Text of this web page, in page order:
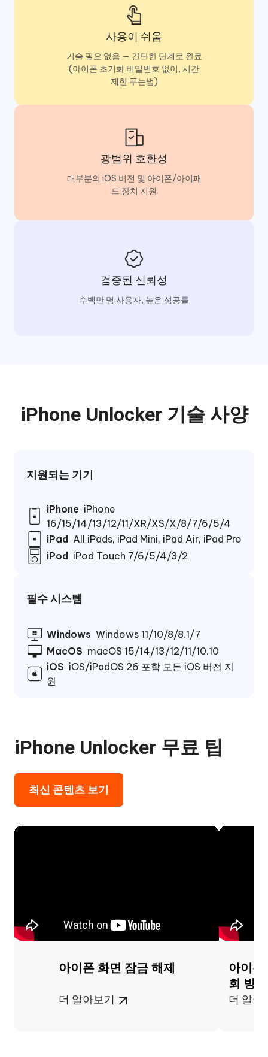
사용이 쉬움
기술 필요 없음 — 간단한 단계로 완료
(아이폰 초기화 비밀번호 없이, 시간
제한 푸는법)
광범위 호환성
대부분의 iOS 버전 및 아이폰/아이패
드 장치 지원
검증된 신뢰성
수백만 명 사용자, 높은 성공률
iPhone Unlocker 기술 사양
지원되는 기기
iPhone iPhone
16/15/14/13/12/11/XR/XS/X/8/7/6/5/4
iPad All iPads, iPad Mini, iPad Air, iPad Pro
iPod iPod Touch 7/6/5/4/3/2
필수 시스템
Windows Windows 11/10/8/8.1/7
MacOS macOS 15/14/13/12/11/10.10
iOS iOS/iPadOS 26 포함 모든 iOS 버전 지
원
iPhone Unlocker 무료 팁
최신 콘텐츠 보기
아이폰 화면 잠금 해제
더 알아보기
아이
회 방법
더 알아